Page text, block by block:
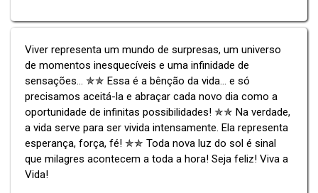
Viver representa um mundo de surpresas, um universo
de momentos inesquecíveis e uma infinidade de
sensações... ✯✯ Essa é a bênção da vida... e só
precisamos aceitá-la e abraçar cada novo dia como a
oportunidade de infinitas possibilidades! ✯✯ Na verdade,
a vida serve para ser vivida intensamente. Ela representa
esperança, força, fé! ✯✯ Toda nova luz do sol é sinal
que milagres acontecem a toda a hora! Seja feliz! Viva a
Vida!